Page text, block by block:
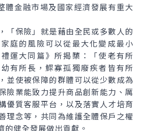
體金融市場及國家經濟發展有重大
保險」就是藉由全民或多數人的
庭的風險可以從最大化變成最小
運大同篇》所揭櫫：「使老有所
有所長，鰥寡孤獨廢疾者皆有所
並使被保障的群體可以從少數成為
險業能致力提升商品創新能力、厲
優質客服平台，以及落實人才培育
理念等，共同為維護全體保戶之權
的健全發展做出貢獻。